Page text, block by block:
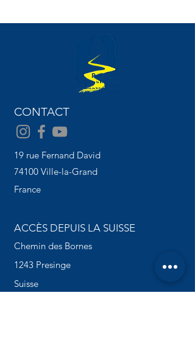
CONTACT
19 rue Fernand David
74100 Ville-la-Grand
France
Chemin des Bornes
1243 Presinge
Suisse
ACCÈS DEPUIS LA SUISSE